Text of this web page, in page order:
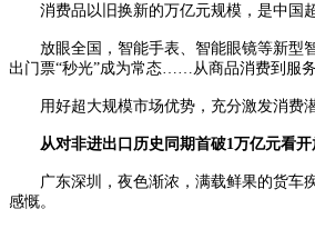
消费品以旧换新的万亿元规模，是中国超
放眼全国，智能手表、智能眼镜等新型智
出门票“秒光”成为常态……从商品消费到服
用好超大规模市场优势，充分激发消费潜
从对非进出口历史同期首破1万亿元看
广东深圳，夜色渐浓，满载鲜果的货车疾
感慨。